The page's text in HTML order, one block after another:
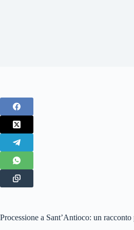
Processione a Sant’Antioco: un